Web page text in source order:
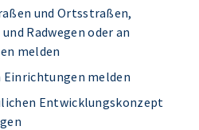
und Ortsstraßen,
Radwegen oder an
melden
melden
Entwicklungskonzept